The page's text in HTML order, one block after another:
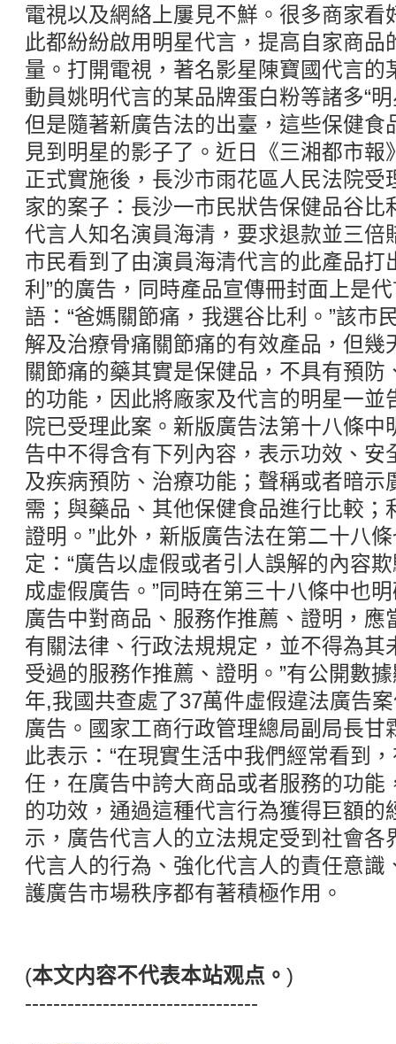
電視以及網絡上屢見不鮮。很多商家看
此都紛紛啟用明星代言，提高自家商品
量。打開電視，著名影星陳寶國代言的
動員姚明代言的某品牌蛋白粉等諸多“
但是隨著新廣告法的出臺，這些保健食
見到明星的影子了。近日《三湘都市
正式實施後，長沙市雨花區人民法院受
家的案子：長沙一市民狀告保健品谷比
代言人知名演員海清，要求退款並三倍
市民看到了由演員海清代言的此產品打
利”的廣告，同時產品宣傳冊封面上是
語：“爸媽關節痛，我選谷比利。”該市
解及治療骨痛關節痛的有效產品，但幾
關節痛的藥其實是保健品，不具有預防
的功能，因此將廠家及代言的明星一並
院已受理此案。新版廣告法第十八條中
告中不得含有下列內容，表示功效、安
及疾病預防、治療功能；聲稱或者暗示
需；與藥品、其他保健食品進行比較；
證明。”此外，新版廣告法在第二十八
定：“廣告以虛假或者引人誤解的內容
成虛假廣告。”同時在第三十八條中也
廣告中對商品、服務作推薦、證明，應
有關法律、行政法規規定，並不得為其
受過的服務作推薦、證明。”有公開數
年,我國共查處了37萬件虛假違法廣告
廣告。國家工商行政管理總局副局長甘
此表示：“在現實生活中我們經常看到
任，在廣告中誇大商品或者服務的功能
的功效，通過這種代言行為獲得巨額的
示，廣告代言人的立法規定受到社會各
代言人的行為、強化代言人的責任意識
護廣告市場秩序都有著積極作用。
(本文内容不代表本站观点。 )
---------------------------------